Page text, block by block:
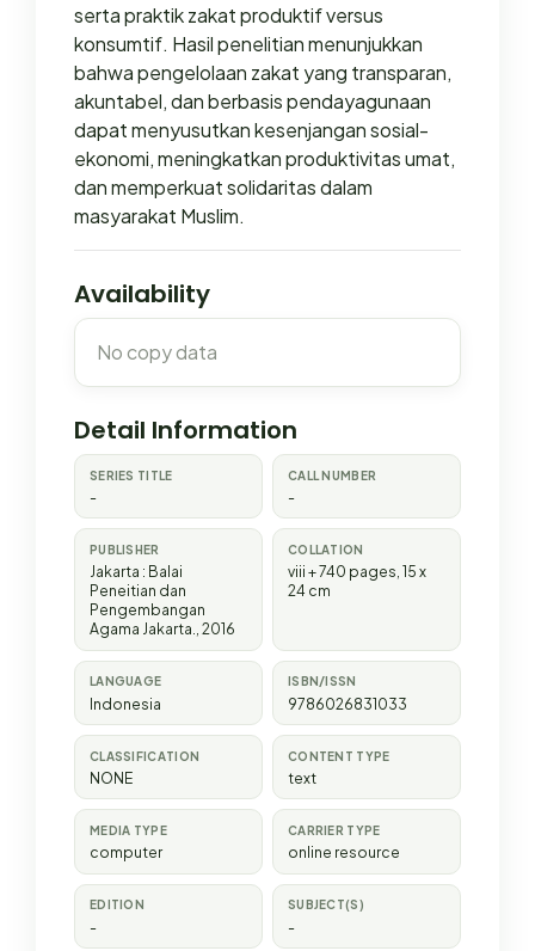
serta praktik zakat produktif versus
konsumtif. Hasil penelitian menunjukkan
bahwa pengelolaan zakat yang transparan,
akuntabel, dan berbasis pendayagunaan
dapat menyusutkan kesenjangan sosial-
ekonomi, meningkatkan produktivitas umat,
dan memperkuat solidaritas dalam
masyarakat Muslim.
Availability
No copy data
Detail Information
SERIES TITLE
-
CALL NUMBER
-
PUBLISHER
Jakarta : Balai
Peneitian dan
Pengembangan
Agama Jakarta 2016
COLLATION
viii + 740 pages, 15 x
24 cm
LANGUAGE
Indonesia
ISBN/ISSN
9786026831033
CLASSIFICATION
NONE
CONTENT TYPE
text
MEDIA TYPE
computer
CARRIER TYPE
online resource
EDITION
-
SUBJECT(S)
-